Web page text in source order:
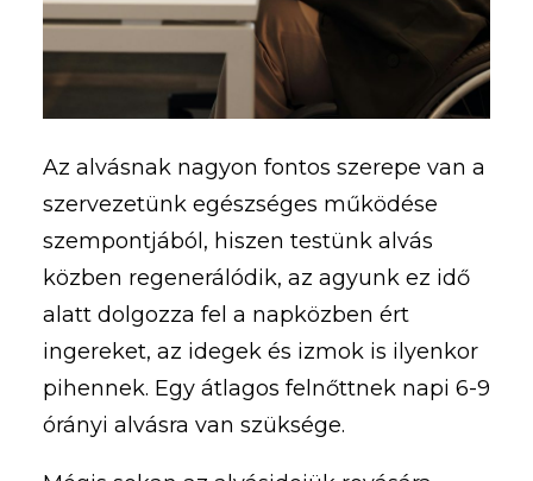
Az alvásnak nagyon fontos szerepe van a
szervezetünk egészséges működése
szempontjából, hiszen testünk alvás
közben regenerálódik, az agyunk ez idő
alatt dolgozza fel a napközben ért
ingereket, az idegek és izmok is ilyenkor
pihennek. Egy átlagos felnőttnek napi 6-9
órányi alvásra van szüksége.